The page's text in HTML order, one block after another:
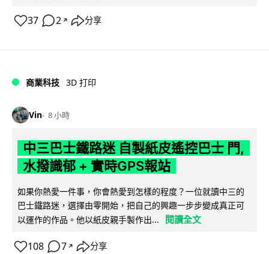
37 2 ↗ 分享
商業科技 3D 打印
Vin 8 小時
中三巴士鐵路迷 自製紙皮遙控巴士 門,
水撥識郁 + 實時GPS報站
如果你熱愛一件事，你會熱愛到怎樣的程度？一位就讀中三的
巴士鐵路迷，選擇由零開始，把自己的興趣一步步變成真正可
以運作的作品。他以紙皮親手製作出...
閱讀全文
108 7 ↗ 分享